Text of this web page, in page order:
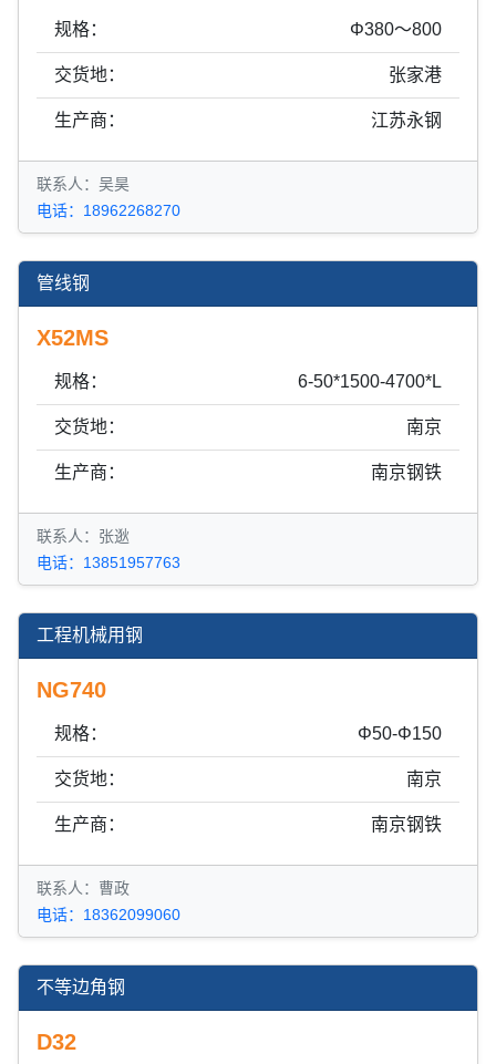
规格： Φ380～800
交货地： 张家港
生产商： 江苏永钢
联系人：吴昊
电话：18962268270
管线钢
X52MS
规格： 6-50*1500-4700*L
交货地： 南京
生产商： 南京钢铁
联系人：张逖
电话：13851957763
工程机械用钢
NG740
规格： Φ50-Φ150
交货地： 南京
生产商： 南京钢铁
联系人：曹政
电话：18362099060
不等边角钢
D32